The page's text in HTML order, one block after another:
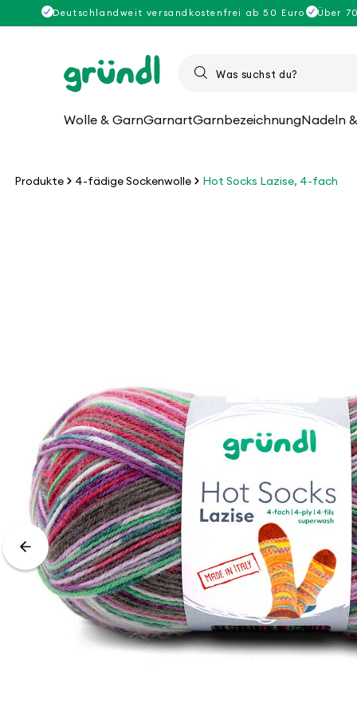
Direkt
zum
Deutschlandweit versandkostenfrei ab 50 Euro Über
Wolle & GarnGarnartGarnbezeichnungNadeln
Produkte 4-fädige Sockenwolle Hot Socks Lazise, 4-fach